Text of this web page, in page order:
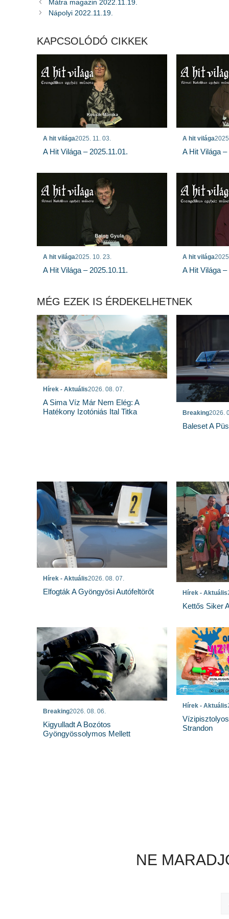
Mátra magazin 2022.11.19.
Nápolyi 2022.11.19.
KAPCSOLÓDÓ CIKKEK
A hit világa2025. 11. 03.
A Hit Világa – 2025.11.01.
A hit világa
A Hit Világa –
A hit világa2025. 10. 23.
A Hit Világa – 2025.10.11.
A hit világa
A Hit Világa –
MÉG EZEK IS ÉRDEKELHETNEK
Hírek - Aktuális2026. 08. 07.
A Sima Víz Már Nem Elég: A
Hatékony Izotóniás Ital Titka
Breaking2026.
Baleset A
Hírek - Aktuális2026. 08. 07.
Elfogták A Gyöngyösi Autófeltörőt Hírek - Aktuális
Kettős Siker
Breaking2026. 08. 06.
Kigyulladt A Bozótos
Gyöngyössolymos Mellett
Hírek - Aktuális
Strandon
NE